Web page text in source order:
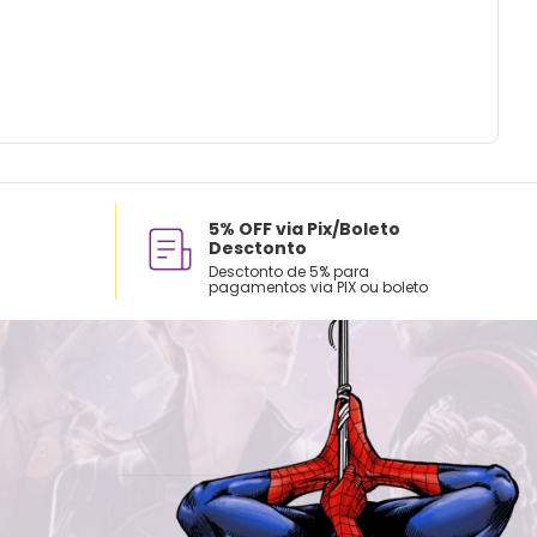
5% OFF via Pix/Boleto
Desctonto
Desctonto de 5% para
pagamentos via PIX ou boleto